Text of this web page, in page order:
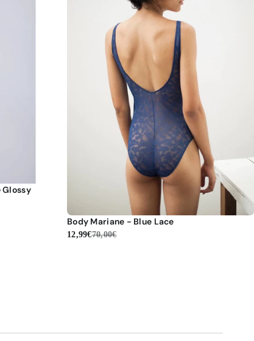
Glossy
Body Mariane - Blue Lace
12,99€70,00€